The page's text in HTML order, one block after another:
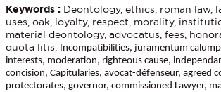
Keywords : Deontology, ethics, roman law,
uses, oak, loyalty, respect, morality,
material deontology, advocatus, fees,
quota litis,
Incompatibilities, juramentum
interests, moderation, righteous cause,
concision, Capitularies, avocat-défenseur, agreed
protectorates, governor, commissioned Lawyer,